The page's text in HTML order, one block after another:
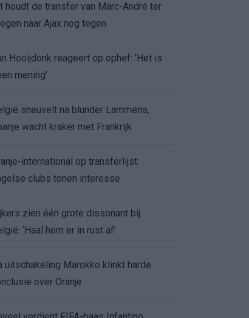
houdt de transfer van Marc-André ter
naar Ajax nog tegen
Hooijdonk reageert op ophef: ‘Het is
mening’
sneuvelt na blunder Lammens,
wacht kraker met Frankrijk
international op transferlijst:
clubs tonen interesse
zien één grote dissonant bij
‘Haal hem er in rust af’
uitschakeling Marokko klinkt harde
over Oranje